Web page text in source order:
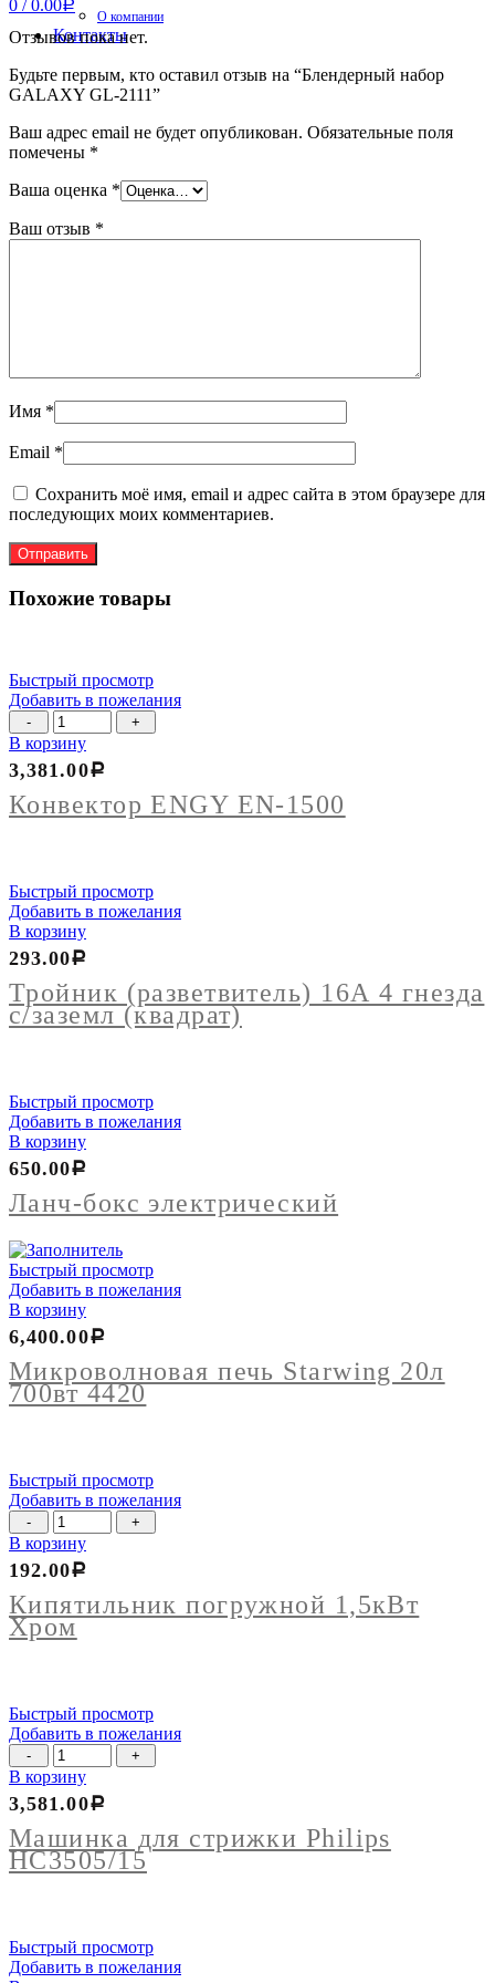
0/ 0.00Р
О компании
Контакты
Отзывов пока нет.
Будьте первым, кто оставил отзыв на “Блендерный набор
GALAXY GL-2111”
Ваш адрес email не будет опубликован. Обязательные поля
помечены *
Ваша оценка *
Ваш отзыв *
Имя *
Email *
Сохранить моё имя, email и адрес сайта в этом браузере для
последующих моих комментариев.
Похожие товары
Быстрый просмотр
Добавить в пожелания
Количество
товара
Конвектор
ENGY
EN-
1500
В корзину
Конвектор ENGY EN-1500
3,381.00Р
Быстрый просмотр
Добавить в пожелания
В корзину
Тройник (разветвитель) 16А 4 гнезда
с/заземл (квадрат)
293.00Р
Быстрый просмотр
Добавить в пожелания
В корзину
Ланч-бокс электрический
650.00Р
Быстрый просмотр
Добавить в пожелания
В корзину
Микроволновая печь Starwing 20л
700вт 4420
6,400.00Р
Быстрый просмотр
Добавить в пожелания
Количество
товара
Кипятильник
погружной
1,5кВт
Хром
В корзину
Кипятильник погружной 1,5кВт
Хром
192.00Р
Быстрый просмотр
Добавить в пожелания
Количество
товара
Машинка
для
стрижки
Philips
НС3505/15
В корзину
Машинка для стрижки Philips
НС3505/15
3,581.00Р
Быстрый просмотр
Добавить в пожелания